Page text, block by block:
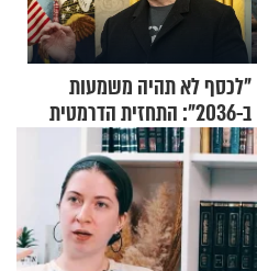
"לכסף לא תהיה משמעות
ב-2036": התחזית הדרמטית
של אילון מאסק על עתיד
הכלכלה